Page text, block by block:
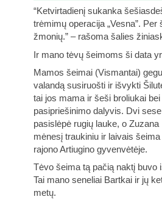
“Ketvirtadienį sukanka
trėmimų operacija „Vesna”.
žmonių.” – rašoma šalies
Ir mano tėvų šeimoms ši data
Mamos šeimai (Vismantai)
valandą susiruošti ir išvykti
tai jos mama ir šeši broliukai
pasipriešinimo dalyvis. Dvi
pasislėpė rugių lauke, o
mėnesį traukiniu ir laivais
rajono Artiugino gyvenvėtėje.
Tėvo šeima tą pačią naktį buvo
Tai mano seneliai Bartkai ir jų
metų.